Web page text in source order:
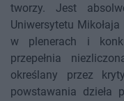
tworzy. Jest
Uniwersytetu
w plenerach i
przepełnia
określany przez
powstawania dzieła